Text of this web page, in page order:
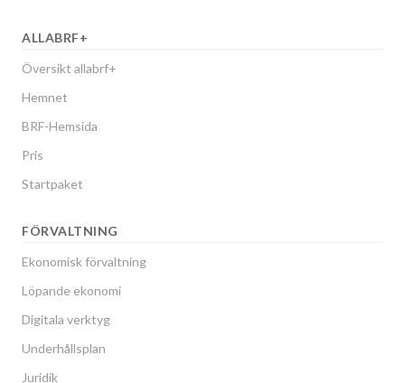
ALLABRF+
Översikt allabrf+
Hemnet
BRF-Hemsida
Pris
Startpaket
FÖRVALTNING
Ekonomisk förvaltning
Löpande ekonomi
Digitala verktyg
Underhållsplan
Juridik